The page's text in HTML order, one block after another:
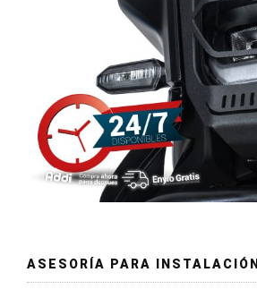
ASESORÍA PARA INSTALACIÓN